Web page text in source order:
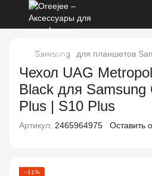
Samsung для планшетов
Чехол UAG
Black для Samsung
Plus | S10 Plus
Артикул: 2465964975 Оставить
−11%